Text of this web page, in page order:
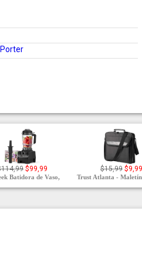
$99,99
Batidora de Vaso,
$15,99 $9,99
Trust Atlanta -